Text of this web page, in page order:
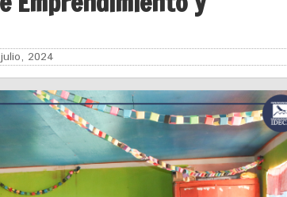
2024